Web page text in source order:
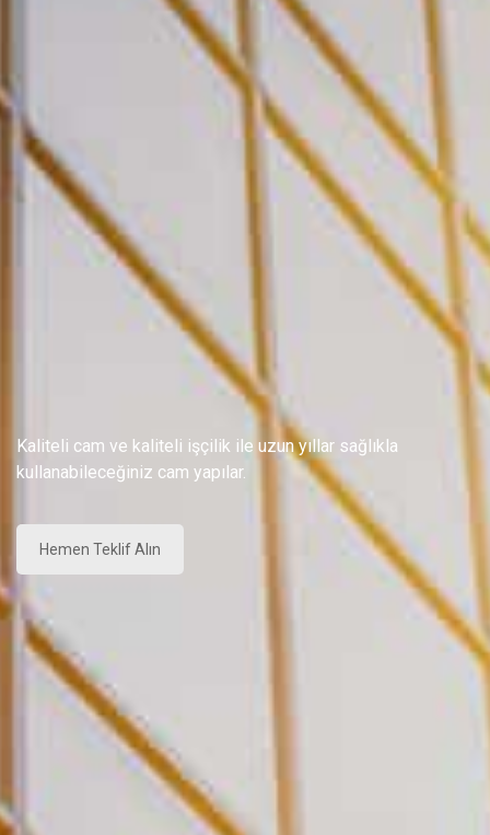
Kaliteli cam ve kaliteli işçilik ile uzun yıllar sağlıkla
kullanabileceğiniz cam yapılar.
Hemen Teklif Alın